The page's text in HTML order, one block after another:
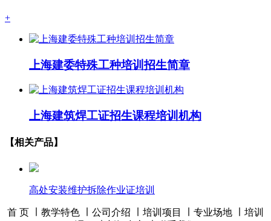
+
上海建委特殊工种培训招生简章
上海建筑焊工证招生课程培训机构
【相关产品】
高处安装维护拆除作业证培训
首 页 ∣ 教学特色 公司介绍 培训项目 专业场地
培训